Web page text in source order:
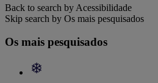
Back to search by Acessibilidade
Skip search by Os mais pesquisados
Os mais pesquisados